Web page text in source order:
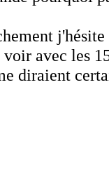
avec les
diraient